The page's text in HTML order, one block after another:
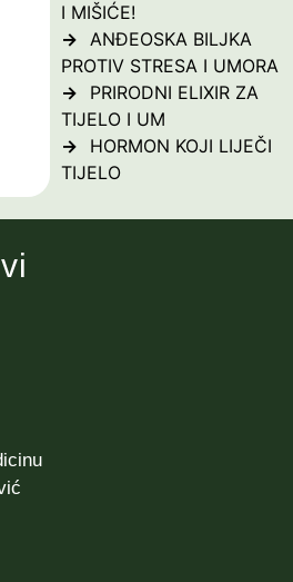
I MIŠIĆE!
ANĐEOSKA BILJKA
PROTIV STRESA I UMORA
PRIRODNI ELIXIR ZA
TIJELO I UM
HORMON KOJI LIJEČI
TIJELO